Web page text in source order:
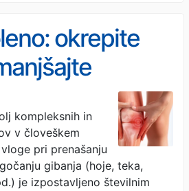
okrepite
kompleksnih in
v človeškem
pri prenašanju
gibanja (hoje, teka,
je izpostavljeno številnim